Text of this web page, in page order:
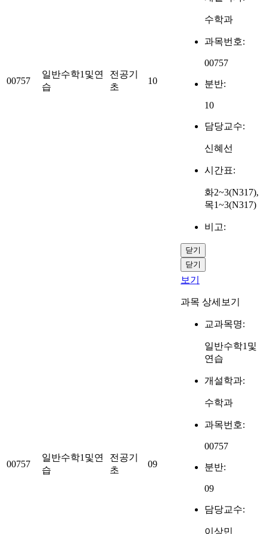
00757
일반수학1및연
습
전공기
초
10
수학과
과목번호:
00757
분반:
10
담당교수:
신혜선
시간표:
화2~3(N317),
목1~3(N317)
비고:
닫기
닫기
00757
일반수학1및연
습
전공기
초
09
보기
과목 상세보기
교과목명:
일반수학1및
연습
개설학과:
수학과
과목번호:
00757
분반:
09
담당교수:
이상민